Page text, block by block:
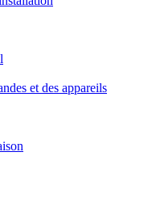
et des appareils